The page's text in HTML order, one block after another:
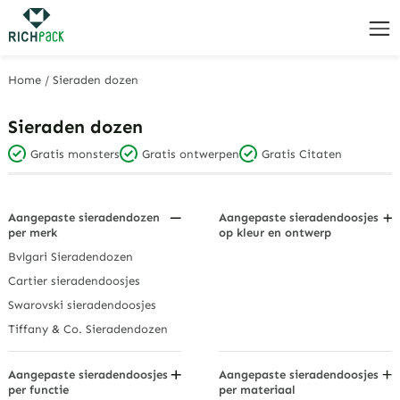
Home /Sieraden dozen
Sieraden dozen
Gratis monsters Gratis ontwerpen Gratis Citaten
Aangepaste sieradendozen
per merk
Bvlgari Sieradendozen
Cartier sieradendoosjes
Swarovski sieradendoosjes
Tiffany & Co. Sieradendozen
Aangepaste sieradendoosjes
op kleur en ontwerp
Mat Zwart
Aangepaste sieradendoosjes
per functie
Aangepaste sieradendoosjes
per materiaal